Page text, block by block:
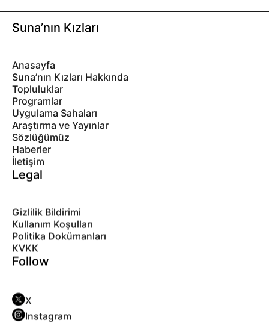
Suna’nın Kızları
Anasayfa
Suna’nın Kızları Hakkında
Topluluklar
Programlar
Uygulama Sahaları
Araştırma ve Yayınlar
Sözlüğümüz
Haberler
İletişim
Legal
Gizlilik Bildirimi
Kullanım Koşulları
Politika Dokümanları
KVKK
Follow
X
Instagram